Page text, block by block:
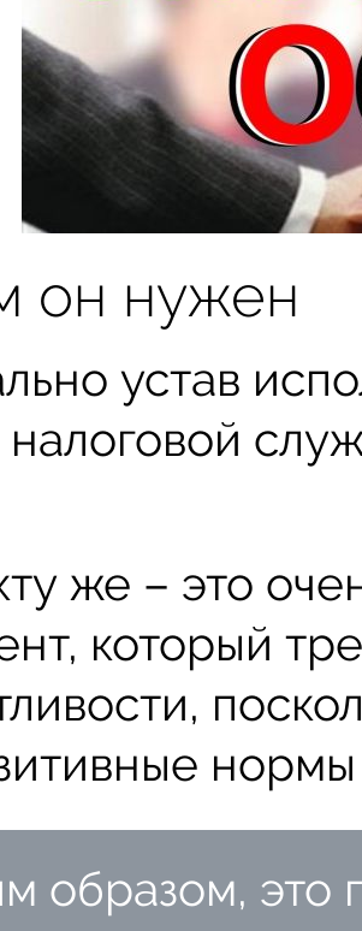
он нужен
устав
же – это
который
образом, это